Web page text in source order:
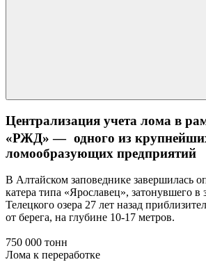
Централизация учета лома в
«РЖД» — одного из
ломообразующих предприятий
В Алтайском заповеднике завершилась
катера типа «Ярославец», затонувшего в
Телецкого озера 27 лет назад
от берега, на глубине 10-17 метров.
750 000 тонн
Лома к переработке